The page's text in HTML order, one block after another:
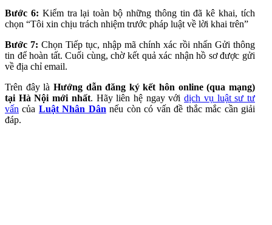
Bước 6: Kiểm tra lại toàn bộ những thông tin đã kê khai, tích
chọn “Tôi xin chịu trách nhiệm trước pháp luật về lời khai trên”
Bước 7: Chọn Tiếp tục, nhập mã chính xác rồi nhấn Gửi thông
tin để hoàn tất. Cuối cùng, chờ kết quả xác nhận hồ sơ được gửi
về địa chỉ email.
Trên đây là Hướng dẫn đăng ký kết hôn online (qua mạng)
tại Hà Nội mới nhất. Hãy liên hệ ngay vớidịch vụ luật sư tư
vấn của Luật Nhân Dânnếu còn có vấn đề thắc mắc cần giải
đáp.